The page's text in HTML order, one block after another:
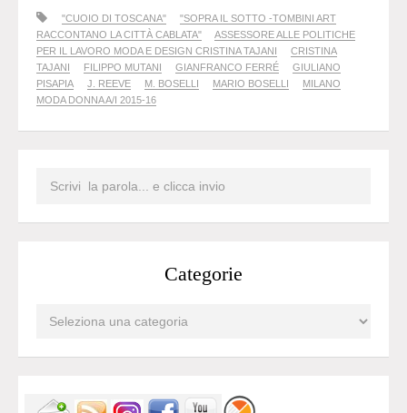
"CUOIO DI TOSCANA"
"SOPRA IL SOTTO -TOMBINI ART
RACCONTANO LA CITTÀ CABLATA"
ASSESSORE ALLE POLITICHE
PER IL LAVORO MODA E DESIGN CRISTINA TAJANI
CRISTINA
TAJANI
FILIPPO MUTANI GIANFRANCO FERRÉ
GIULIANO
PISAPIA
J. REEVE M. BOSELLI MARIO BOSELLI
MILANO
MODA DONNA A/I 2015-16
Categorie